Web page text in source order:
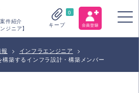
件紹介
ジニア】
0
キープ
> インフラエンジニア
>
築するインフラ設計・構築メンバー